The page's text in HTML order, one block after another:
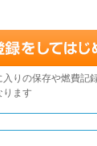
入りの保存や燃費記
ります